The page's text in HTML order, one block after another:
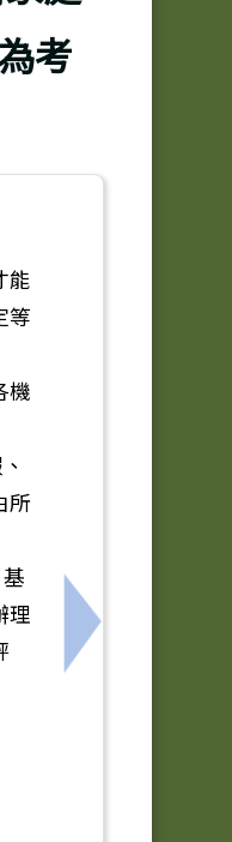
考
與所屬中央及地方
能
等
機
所
理
下一筆：銓敘